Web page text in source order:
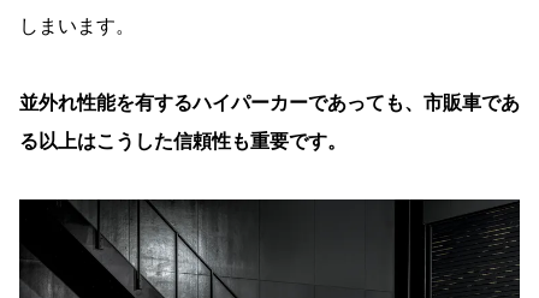
しまいます。
並外れ性能を有するハイパーカーであっても、市販車であ
る以上はこうした信頼性も重要です。